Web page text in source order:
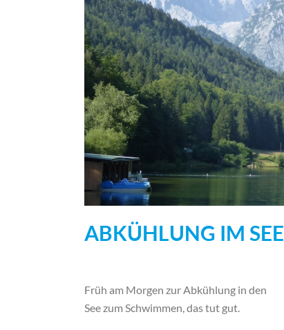
ABKÜHLUNG IM SEE
Früh am Morgen zur Abkühlung in den
See zum Schwimmen, das tut gut.